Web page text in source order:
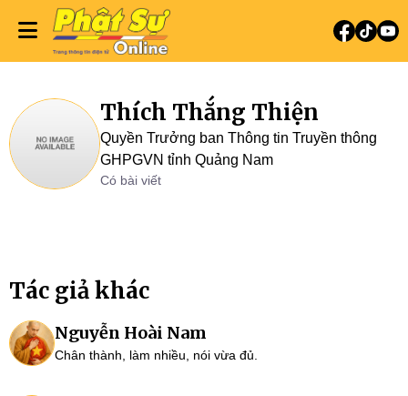
Thích Thắng Thiện
Quyền Trưởng ban Thông tin Truyền thông
GHPGVN tỉnh Quảng Nam
Có bài viết
Tác giả khác
Nguyễn Hoài Nam
Chân thành, làm nhiều, nói vừa đủ.